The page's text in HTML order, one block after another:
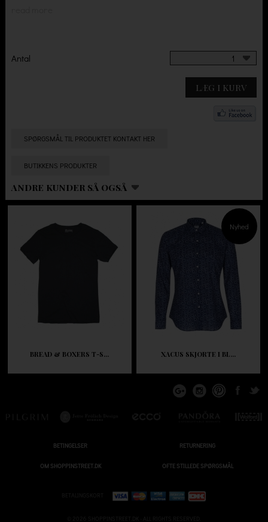
Antal 1
LÆG I KURV
SPØRGSMÅL TIL PRODUKTET KONTAKT HER
BUTIKKENS PRODUKTER
ANDRE KUNDER SÅ OGSÅ
BREAD & BOXERS T-S...
Nyhed
XACUS SKJORTE I BL...
BETINGELSER RETURNERING
OM SHOPPINSTREET.DK OFTE STILLEDE SPØRGSMÅL